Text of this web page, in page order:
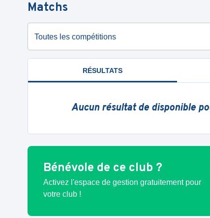
Matchs
Toutes les compétitions
RÉSULTATS
Aucun résultat de disponible
Bénévole de ce club ?
Activez l'espace de gestion gratuitement pour
votre club !